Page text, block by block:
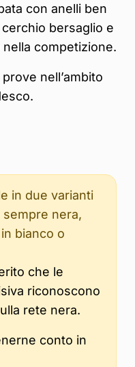
con anelli ben
bersaglio e
competizione.
nell’ambito
in due varianti
nera,
bianco o
che le
riconoscono
rete nera.
conto in